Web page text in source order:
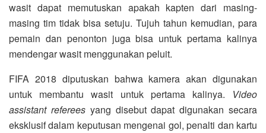
wasit dapat memutuskan apakah kapten dari masing-
masing tim tidak bisa setuju. Tujuh tahun kemudian, para
pemain dan penonton juga bisa untuk pertama kalinya
mendengar wasit menggunakan peluit.
FIFA 2018 diputuskan bahwa kamera akan digunakan
untuk membantu wasit untuk pertama kalinya. Video
assistant refereesyang disebut dapat digunakan secara
eksklusif dalam keputusan mengenai gol, penalti dan kartu